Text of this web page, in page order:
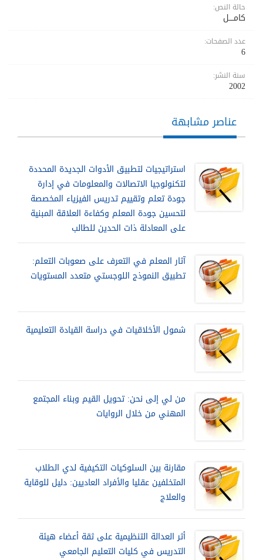
حالة النص:
كامــــل
عدد الصفحات:
6
سنة النشر:
2002
عناصر مشابهة
استراتيجيات لتطبيق الأدوات الجديدة المحددة
لتكنولوجيا الاتصالات والمعلومات في إدارة
جودة تعلم وتقييم تدريس الفيزياء المخصصة
لتحسين جودة المعلم وكفاءة العلاقة المبنية
على المعادلة ذات الحدين للطالب
آثار المعلم في التعرف على صعوبات التعلم:
تطبيق النموذج اللوجستي متعدد المستويات
شمول الأخلاقيات في دراسة القيادة التعليمية
من لي إلى نحن: تحويل القيم وبناء المجتمع
المهني من خلال الروايات
مقارنة بين السلوكيات التكيفية لدي الطلاب
المتخلفين عقليا والأفراد العاديين: دليل للوقاية
والعلاج
أثر العدالة التنظيمية على ثقة أعضاء هيئة
التدريس في كليات التعليم الجامعي